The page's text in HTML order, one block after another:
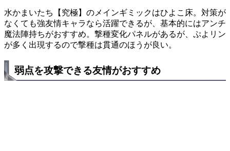
水かまいたち【究極】のメインギミックはひよこ床。対策が
なくても強友情キャラなら活躍できるが、基本的にはアンチ
魔法陣持ちがおすすめ。撃種変化パネルがあるが、ぷよリン
が多く出現するので撃種は貫通のほうが良い。
弱点を攻撃できる友情がおすすめ